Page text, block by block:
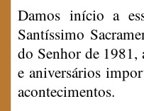
Damos início a
Santíssimo
do Senhor de 1981,
e aniversários
acontecimentos.